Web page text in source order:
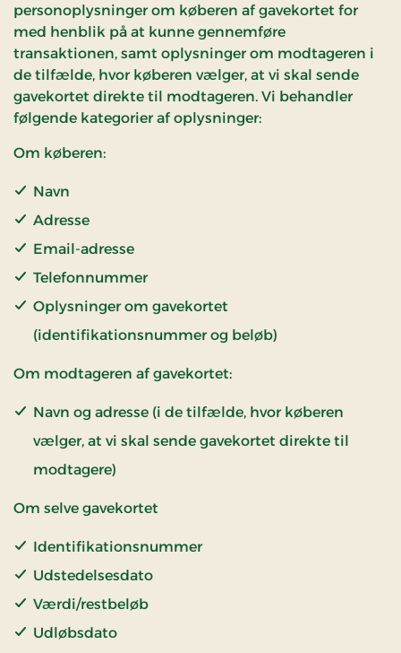
personoplysninger om køberen af gavekortet for
med henblik på at kunne gennemføre
transaktionen, samt oplysninger om modtageren i
de tilfælde, hvor køberen vælger, at vi skal sende
gavekortet direkte til modtageren. Vi behandler
følgende kategorier af oplysninger:
Om køberen:
Navn
Adresse
Email-adresse
Telefonnummer
Oplysninger om gavekortet
(identifikationsnummer og beløb)
Om modtageren af gavekortet:
Navn og adresse (i de tilfælde, hvor køberen
vælger, at vi skal sende gavekortet direkte til
modtagere)
Om selve gavekortet
Identifikationsnummer
Udstedelsesdato
Værdi/restbeløb
Udløbsdato